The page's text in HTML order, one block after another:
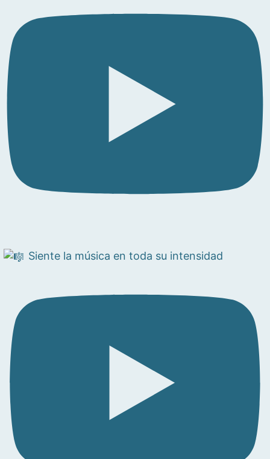
Siente la música en toda su intensidad